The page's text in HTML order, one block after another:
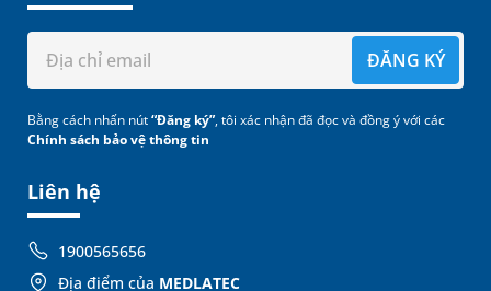
Liên hệ
1900565656
Địa điểm của MEDLATEC
ĐĂNG KÝ
Bằng cách nhấn nút“Đăng ký”, tôi xác nhận đã đọc và đồng ý với các
Chính sách bảo vệ thông tin